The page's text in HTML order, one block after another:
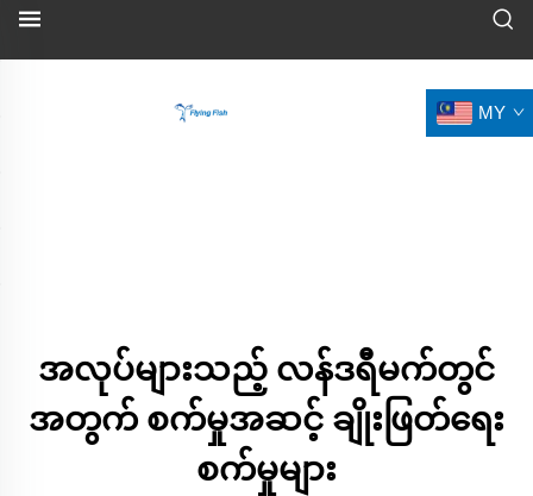
MY
အလုပ်များသည့် လန်ဒရီမက်တွင်
အတွက် စက်မှုအဆင့် ချိုးဖြတ်ရေး
စက်မှုများ